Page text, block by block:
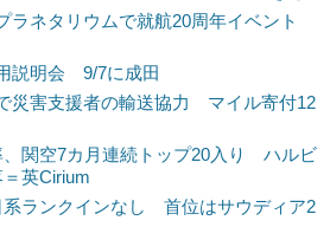
ラネタリウムで就航20周年イベント
説明会 9/7に成田
災害支援者の輸送協力 マイル寄付12
、関空7カ月連続トップ20入り ハルビ
英Cirium
系ランクインなし 首位はサウディア2